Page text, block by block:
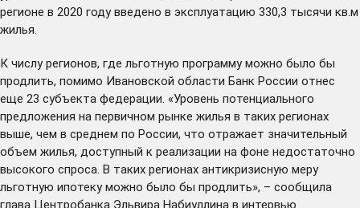
регионе в 2020 году введено в эксплуатацию 330,3 тысячи кв.м
жилья.
К числу регионов, где льготную программу можно было бы
продлить, помимо Ивановской области Банк России отнес
еще 23 субъекта федерации. «Уровень потенциального
предложения на первичном рынке жилья в таких регионах
выше, чем в среднем по России, что отражает значительный
объем жилья, доступный к реализации на фоне недостаточно
высокого спроса. В таких регионах антикризисную меру
льготную ипотеку можно было бы продлить», – сообщила
глава Центробанка Эльвира Набиуллина в интервью